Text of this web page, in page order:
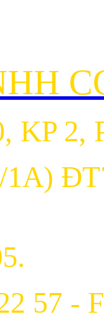
KP 2,
1A)
57 -